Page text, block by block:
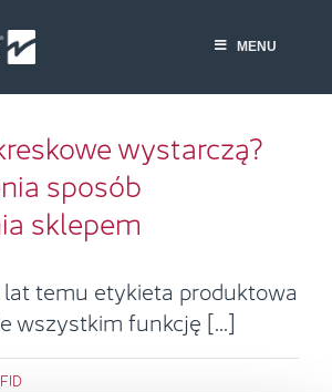
MENU
kreskowe wystarczą?
zmienia sposób
sklepem
wystarczą?
sposób
sklepem
temu etykieta produktowa
wszystkim funkcję [...]